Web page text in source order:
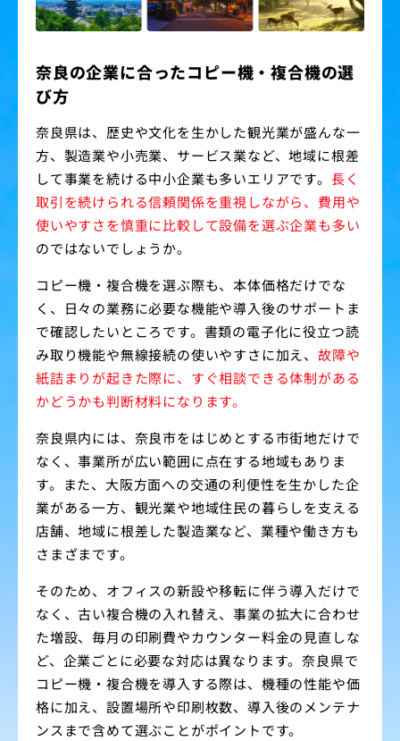
奈良の企業に合ったコピー機・複合機の選
び方
奈良県は、歴史や文化を生かした観光業が盛んな一
方、製造業や小売業、サービス業など、地域に根差
して事業を続ける中小企業も多いエリアです。 長く
取引を続けられる信頼関係を重視しながら、費用や
使いやすさを慎重に比較して設備を選ぶ企業も多い
のではないでしょうか。
コピー機・複合機を選ぶ際も、本体価格だけでな
く、日々の業務に必要な機能や導入後のサポートま
で確認したいところです。書類の電子化に役立つ読
み取り機能や無線接続の使いやすさに加え、故障や
紙詰まりが起きた際に、すぐ相談できる体制がある
かどうかも判断材料になります。
奈良県内には、奈良市をはじめとする市街地だけで
なく、事業所が広い範囲に点在する地域もありま
す。また、大阪方面への交通の利便性を生かした企
業がある一方、観光業や地域住民の暮らしを支える
店舗、地域に根差した製造業など、業種や働き方も
さまざまです。
そのため、オフィスの新設や移転に伴う導入だけで
なく、古い複合機の入れ替え、事業の拡大に合わせ
た増設、毎月の印刷費やカウンター料金の見直しな
ど、企業ごとに必要な対応は異なります。奈良県で
コピー機・複合機を導入する際は、機種の性能や価
格に加え、設置場所や印刷枚数、導入後のメンテナ
ンスまで含めて選ぶことがポイントです。